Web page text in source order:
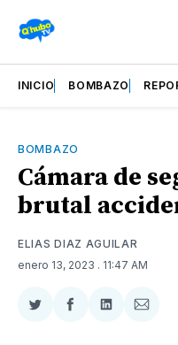
INICIO BOMBAZO
BOMBAZO
Cámara de
brutal
ELIAS DIAZ AGUILAR
enero 13, 2023 . 11:47 AM
CompartirCompartir
Compartir